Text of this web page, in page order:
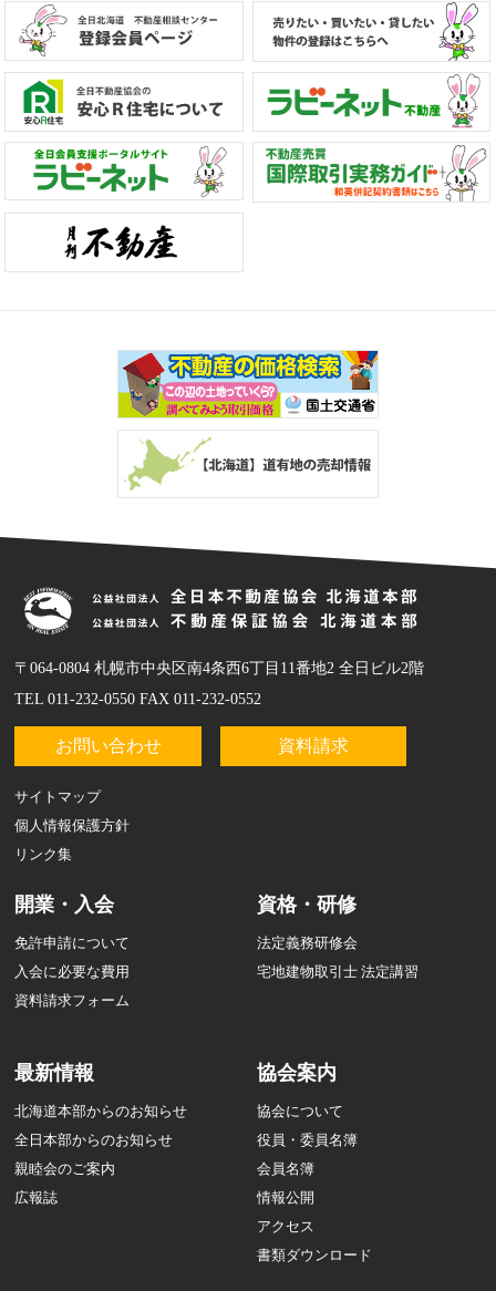
〒064-0804 札幌市中央区南4条西6丁目11番地2 全日ビル2階
TEL 011-232-0550 FAX 011-232-0552
お問い合わせ 資料請求
サイトマップ
個人情報保護方針
リンク集
開業・入会
免許申請について
入会に必要な費用
資料請求フォーム
資格・研修
法定義務研修会
宅地建物取引士 法定講習
最新情報
北海道本部からのお知らせ
全日本部からのお知らせ
親睦会のご案内
広報誌
協会案内
協会について
役員・委員名簿
会員名簿
情報公開
アクセス
書類ダウンロード